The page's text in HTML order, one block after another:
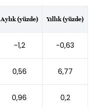
Aylık (yüzde) Yıllık (yüzde)
-1,2 -0,63
0,56 6,77
0,96 0,2